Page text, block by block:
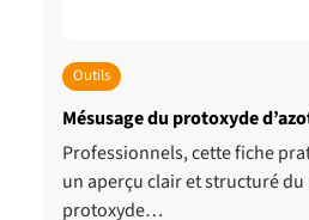
Outils
Mésusage du protoxyde
Professionnels, cette fiche
un aperçu clair et structuré du
protoxyde…